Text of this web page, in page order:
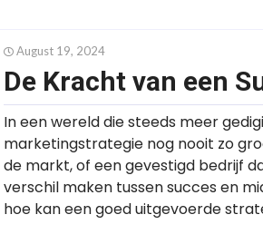
August 19, 2024
De Kracht van een
In een wereld die steeds meer
marketingstrategie nog nooit zo
de markt, of een gevestigd bedrijf
verschil maken tussen succes en
hoe kan een goed uitgevoerde